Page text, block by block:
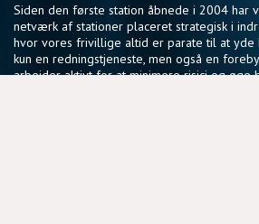
Siden den første station åbnede i 2004 har
netværk af stationer placeret strategisk i
hvor vores frivillige altid er parate til at yde
kun en redningstjeneste, men også en
arbejder aktivt for at minimere risici og øge